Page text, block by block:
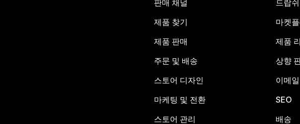
판매 채널
제품 찾기
제품 판매
주문 및 배송
스토어 디자인
마케팅 및 전환
스토어 관리
드랍
마켓
제품
상향
이메
SEO
배송